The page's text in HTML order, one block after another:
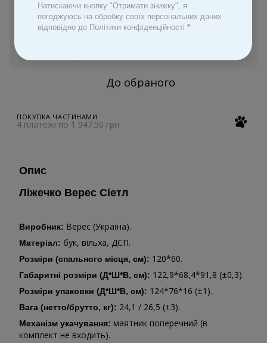
Замовити швидко
До обраного
ПОКУПКА ЧАСТИНАМИ
4 платежі по 1 947.50 грн
Опис
Ліжечко Верес Сіетл
Виробник: Верес (Україна).
Матеріал: бук, вільха, ДСП.
Розміри (спального місця, см): 120*60.
Габаритні розміри (Д*Ш*В, см): 122,9*68,4*91,8 (±0,3).
Розміри упаковки (Д*Ш*В, см): 124*76*16 (±1).
Вага (нетто/брутто, кг): 24,1 / 26,5 (±3).
Механізм укачування: маятник поперечний (в
комплект не входить).
Натискаючи кнопку "Отримати знижку", я
погоджуюсь на обробку своїх персональних даних
відповідно до Політики конфіденційності *